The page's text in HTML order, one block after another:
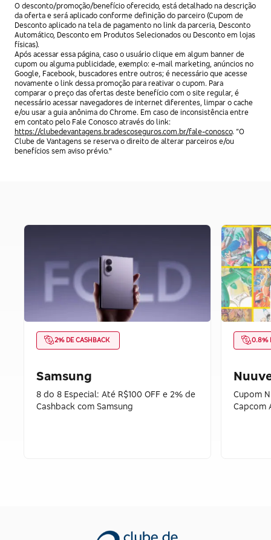
O desconto/promoção/benefício oferecido, está detalhado na descrição
da oferta e será aplicado conforme definição do parceiro (Cupom de
Desconto aplicado na tela de pagamento no link da parceria, Desconto
Automático, Desconto em Produtos Selecionados ou Desconto em lojas
físicas).
Após acessar essa página, caso o usuário clique em algum banner de
cupom ou alguma publicidade, exemplo: e-mail marketing, anúncios no
Google, Facebook, buscadores entre outros; é necessário que acesse
novamente o link dessa promoção para reativar o cupom. Para
comparar o preço das ofertas deste benefício com o site regular, é
necessário acessar navegadores de internet diferentes, limpar o cache
e/ou usar a guia anônima do Chrome. Em caso de inconsistência entre
em contato pelo Fale Conosco através do link:
https://clubedevantagens.bradescoseguros.com.br/fale-conosco. “O
Clube de Vantagens se reserva o direito de alterar parceiros e/ou
benefícios sem aviso prévio."
2% DE CASHBACK
Samsung
8 do 8 Especial: Até R$100 OFF e 2% de
Cashback com Samsung
0.8%
Cupom
Capcom